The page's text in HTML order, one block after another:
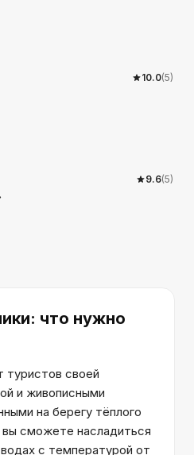
10.0(5)
9.6(5)
: что нужно
туристов своей
и живописными
на берегу тёплого
сможете насладиться
с температурой от